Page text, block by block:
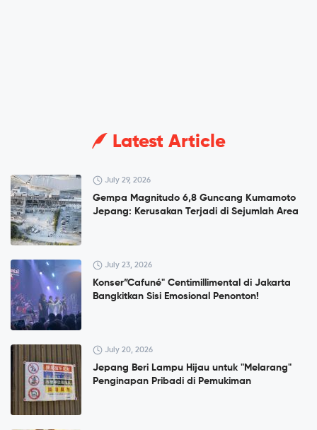
Latest Article
July 29, 2026
Gempa Magnitudo 6,8 Guncang Kumamoto
Jepang: Kerusakan Terjadi di Sejumlah Area
July 23, 2026
Konser”Cafuné" Centimillimental di Jakarta
Bangkitkan Sisi Emosional Penonton!
July 20, 2026
Jepang Beri Lampu Hijau untuk "Melarang"
Penginapan Pribadi di Pemukiman